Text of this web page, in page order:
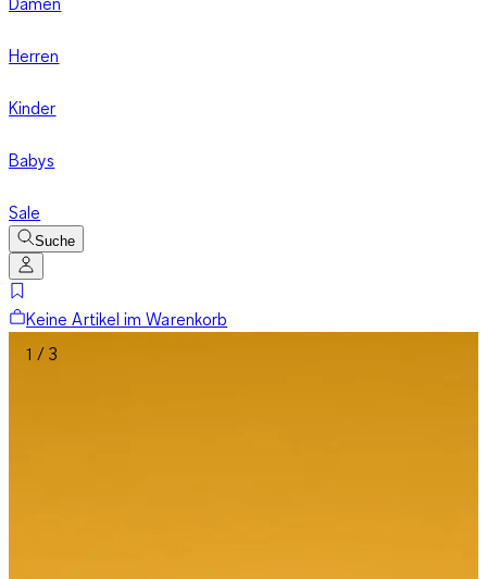
Herren
Kinder
Babys
Sale
Suche
Keine Artikel im Warenkorb
1 / 3